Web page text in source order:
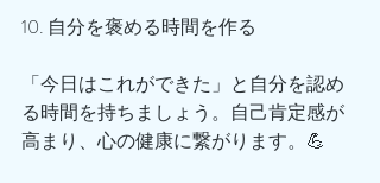
10. 自分を褒める時間を作る
「今日はこれができた」と自分を認め
る時間を持ちましょう。自己肯定感が
高まり、心の健康に繋がります。💪